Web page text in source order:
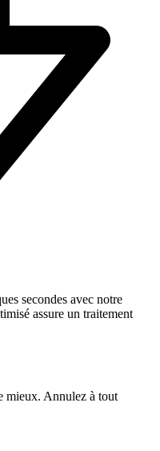
secondes avec notre
assure un traitement
mieux. Annulez à tout